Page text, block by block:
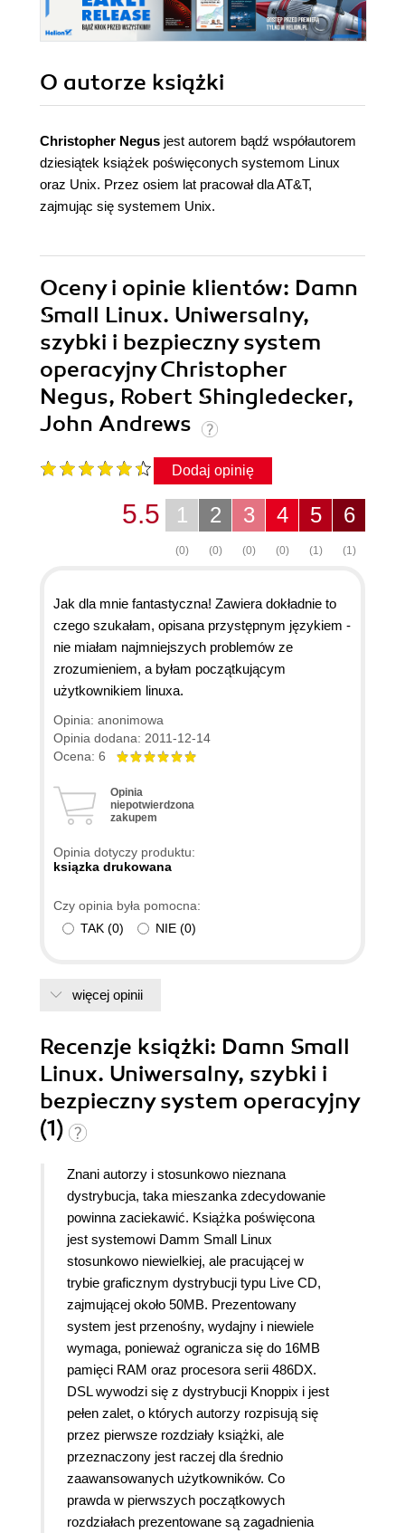
O autorze książki
Christopher Negus jest autorem bądź współautorem
dziesiątek książek poświęconych systemom Linux
oraz Unix. Przez osiem lat pracował dla AT&T,
zajmując się systemem Unix.
Oceny i opinie klientów: Damn
Small Linux. Uniwersalny,
szybki i bezpieczny system
operacyjny Christopher
Negus, Robert Shingledecker,
John Andrews
Dodaj opinię
6
(1)
5
(1)
4
(0)
3
(0)
2
(0)
1
(0)
5.5
Jak dla mnie fantastyczna! Zawiera dokładnie to
czego szukałam, opisana przystępnym językiem -
nie miałam najmniejszych problemów ze
zrozumieniem, a byłam początkującym
użytkownikiem linuxa.
Opinia: anonimowa
Opinia dodana: 2011-12-14
Ocena: 6
Opinia
niepotwierdzona
zakupem
Opinia dotyczy produktu:
ksiązka drukowana
Czy opinia była pomocna:
TAK (0) NIE (0)
więcej opinii
Recenzje książki: Damn Small
Linux. Uniwersalny, szybki i
bezpieczny system operacyjny
(1)
Znani autorzy i stosunkowo nieznana
dystrybucja, taka mieszanka zdecydowanie
powinna zaciekawić. Książka poświęcona
jest systemowi Damm Small Linux
stosunkowo niewielkiej, ale pracującej w
trybie graficznym dystrybucji typu Live CD,
zajmującej około 50MB. Prezentowany
system jest przenośny, wydajny i niewiele
wymaga, ponieważ ogranicza się do 16MB
pamięci RAM oraz procesora serii 486DX.
DSL wywodzi się z dystrybucji Knoppix i jest
pełen zalet, o których autorzy rozpisują się
przez pierwsze rozdziały książki, ale
przeznaczony jest raczej dla średnio
zaawansowanych użytkowników. Co
prawda w pierwszych początkowych
rozdziałach prezentowane są zagadnienia